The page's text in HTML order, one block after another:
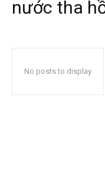
nước tha
No posts to display